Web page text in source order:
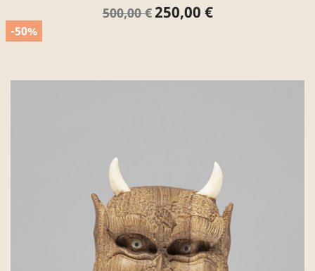
Verkaufspreis
500,00 €
-50%
Preis
250,00 €